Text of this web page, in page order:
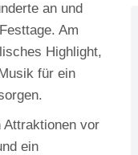
an und
Am
Highlight,
für ein
Attraktionen vor
ein